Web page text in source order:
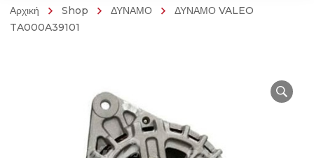
Αρχική Shop ΔΥΝΑΜΟ
ΔΥΝΑΜΟ VALEO
TA000A39101